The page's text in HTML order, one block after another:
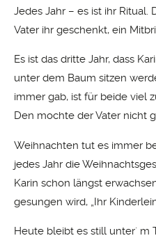
Jedes Jahr – es ist ihr Ritual.
Vater ihr geschenkt, ein
Es ist das dritte Jahr, dass
unter dem Baum sitzen
immer gab, ist für beide viel
Den mochte der Vater nicht
Weihnachten tut es immer
jedes Jahr die
Karin schon längst
gesungen wird, „Ihr
Heute bleibt es still unter´ m